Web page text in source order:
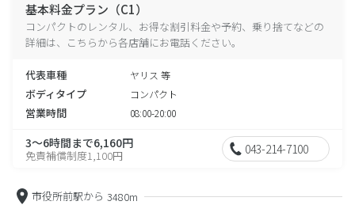
基本料金プラン（C1）
コンパクトのレンタル、お得な割引料金や予約、乗り捨てなどの
詳細は、こちらから各店舗にお電話ください。
代表車種 ヤリス 等
ボディタイプ コンパクト
営業時間 08:00-20:00
3～6時間まで6,160円
免責補償制度1,100円 043-214-7100
市役所前駅から 3480m